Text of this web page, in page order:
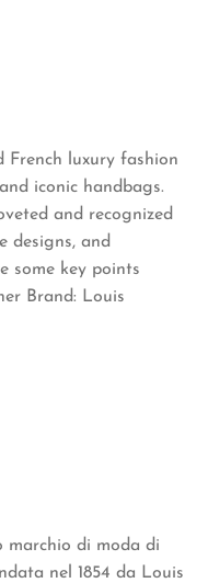
French luxury fashion
iconic handbags.
and recognized
designs, and
some key points
Brand: Louis
marchio di moda di
nel 1854 da Louis